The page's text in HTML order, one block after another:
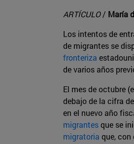
ARTÍCULO/ María
Los intentos de
de migrantes se
fronteriza
de varios años
El mes de octubre
debajo de la cifra
en el nuevo año
migrantesque se
migratoria que,